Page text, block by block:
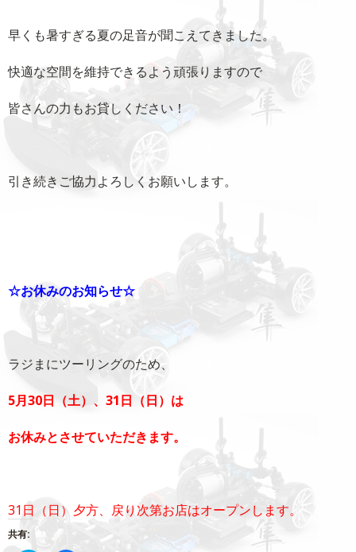
早くも暑すぎる夏の足音が聞こえてきました。
快適な空間を維持できるよう頑張りますので
皆さんの力もお貸しください！
引き続きご協力よろしくお願いします。
☆お休みのお知らせ☆
ラジまにツーリングのため、
5月30日（土）、31日（日）は
お休みとさせていただきます。
31日（日）夕方、戻り次第お店はオープンします。
共有: